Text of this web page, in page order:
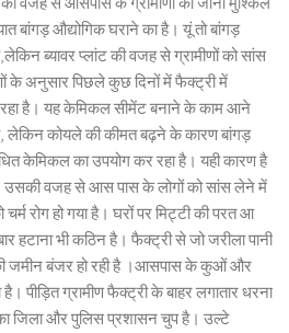
बांगड़ औद्योगिक घराने का है। यूं तो बांगड़
ब्यावर प्लांट की वजह से ग्रामीणों को सांस
के अनुसार पिछले कुछ दिनों में फैक्ट्री में
रहा है। यह केमिकल सीमेंट बनाने के काम आने
लेकिन कोयले की कीमत बढ़ने के कारण बांगड़
केमिकल का उपयोग कर रहा है। यही कारण है
वजह से आस पास के लोगों को सांस लेने में
रोग हो गया है। घरों पर मिट्टी की परत आ
हटाना भी कठिन है। फैक्ट्री से जो जरीला पानी
जमीन बंजर हो रही है ।आसपास के कुओं और
है। पीड़ित ग्रामीण फैक्ट्री के बाहर लगातार धरना
जिला और पुलिस प्रशासन चुप है। उल्टे